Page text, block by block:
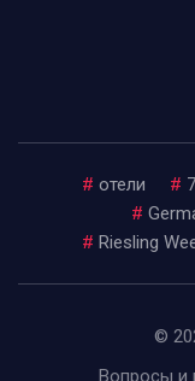
# отели #
#
# Riesling
©
Вопросы и